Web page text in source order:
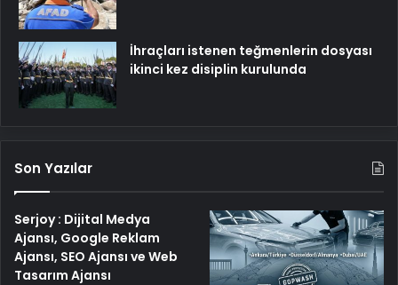
İhraçları istenen teğmenlerin dosyası
ikinci kez disiplin kurulunda
Son Yazılar
Serjoy : Dijital Medya
Ajansı, Google Reklam
Ajansı, SEO Ajansı ve Web
Tasarım Ajansı